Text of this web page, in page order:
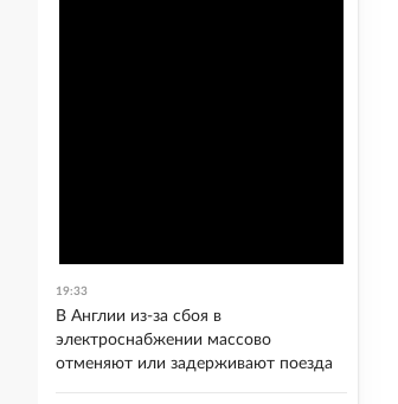
19:33
В Англии из-за сбоя в
электроснабжении массово
отменяют или задерживают поезда